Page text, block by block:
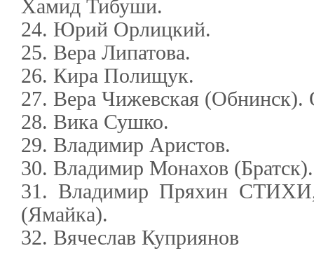
Хамид Тибуши.
24. Юрий Орлицкий.
25. Вера Липатова.
26. Кира Полищук.
27. Вера Чижевская (Обнинск).
28. Вика Сушко.
29. Владимир Аристов.
30. Владимир Монахов (Братск).
31. Владимир Пряхин
(Ямайка).
32. Вячеслав Куприянов